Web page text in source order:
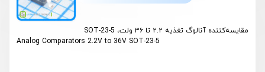
مقایسه‌کننده آنالوگ تغذیه ۲.۲ تا ۳۶ ولت، SOT-23-5
Analog Comparators 2.2V to 36V SOT-23-5